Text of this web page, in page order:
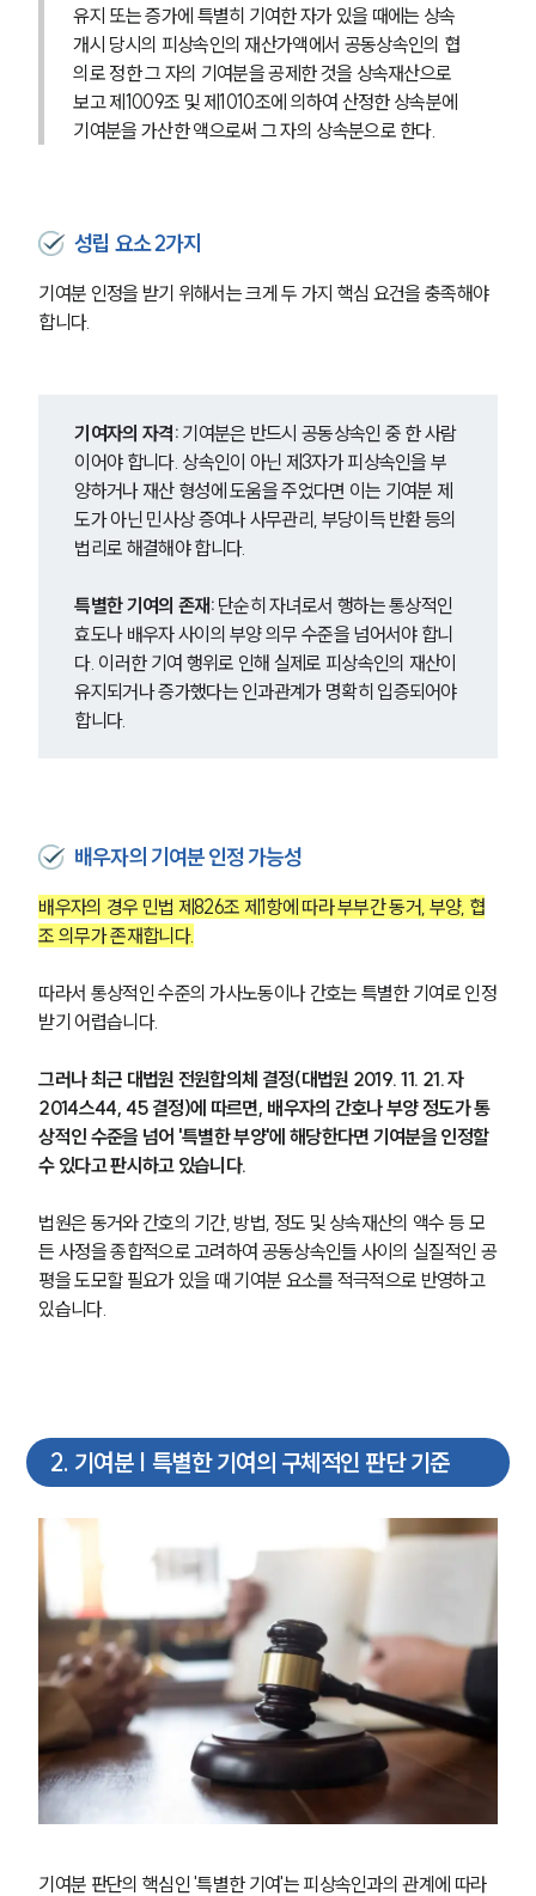
유지 또는 증가에 특별히 기여한 자가 있을 때에는 상속
개시 당시의 피상속인의 재산가액에서 공동상속인의 협
의로 정한 그 자의 기여분을 공제한 것을 상속재산으로
보고 제1009조 및 제1010조에 의하여 산정한 상속분에
기여분을 가산한 액으로써 그 자의 상속분으로 한다.
성립 요소 2가지
기여분 인정을 받기 위해서는 크게 두 가지 핵심 요건을 충족해야
합니다.
기여자의 자격: 기여분은 반드시 공동상속인 중 한 사람
이어야 합니다. 상속인이 아닌 제3자가 피상속인을 부
양하거나 재산 형성에 도움을 주었다면 이는 기여분 제
도가 아닌 민사상 증여나 사무관리, 부당이득 반환 등의
법리로 해결해야 합니다.
특별한 기여의 존재: 단순히 자녀로서 행하는 통상적인
효도나 배우자 사이의 부양 의무 수준을 넘어서야 합니
다. 이러한 기여 행위로 인해 실제로 피상속인의 재산이
유지되거나 증가했다는 인과관계가 명확히 입증되어야
합니다.
배우자의 기여분 인정 가능성
배우자의 경우 민법 제826조 제1항에 따라 부부간 동거, 부양, 협
조 의무가 존재합니다.
따라서 통상적인 수준의 가사노동이나 간호는 특별한 기여로 인정
받기 어렵습니다.
그러나 최근 대법원 전원합의체 결정(대법원 2019. 11. 21. 자
2014스44, 45 결정)에 따르면, 배우자의 간호나 부양 정도가 통
상적인 수준을 넘어 '특별한 부양'에 해당한다면 기여분을 인정할
수 있다고 판시하고 있습니다.
법원은 동거와 간호의 기간, 방법, 정도 및 상속재산의 액수 등 모
든 사정을 종합적으로 고려하여 공동상속인들 사이의 실질적인 공
평을 도모할 필요가 있을 때 기여분 요소를 적극적으로 반영하고
있습니다.
2. 기여분 | 특별한 기여의 구체적인 판단 기준
기여분 판단의 핵심인 '특별한 기여'는 피상속인과의 관계에 따라